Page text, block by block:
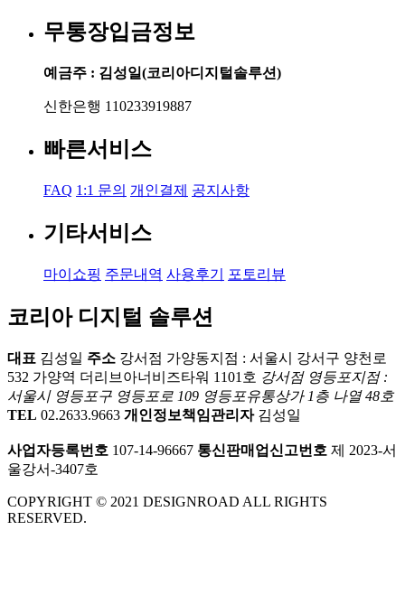
무통장입금정보
예금주 : 김성일(코리아디지털솔루션)
신한은행 110233919887
빠른서비스
FAQ 1:1 문의 개인결제 공지사항
기타서비스
마이쇼핑 주문내역 사용후기 포토리뷰
코리아 디지털 솔루션
대표 김성일 주소 강서점 가양동지점 : 서울시 강서구 양천로
532 가양역 더리브아너비즈타워 1101호 강서점 영등포지점 :
서울시 영등포구 영등포로 109 영등포유통상가 1층 나열 48호
TEL 02.2633.9663 개인정보책임관리자김성일
사업자등록번호 107-14-96667 통신판매업신고번호 제 2023-서
울강서-3407호
COPYRIGHT © 2021 DESIGNROAD ALL RIGHTS
RESERVED.